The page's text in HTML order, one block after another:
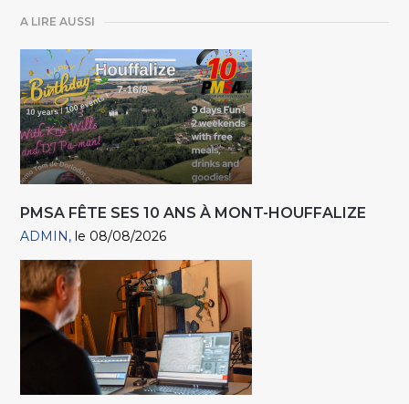
A LIRE AUSSI
PMSA FÊTE SES 10 ANS À MONT-HOUFFALIZE
ADMIN le 08/08/2026